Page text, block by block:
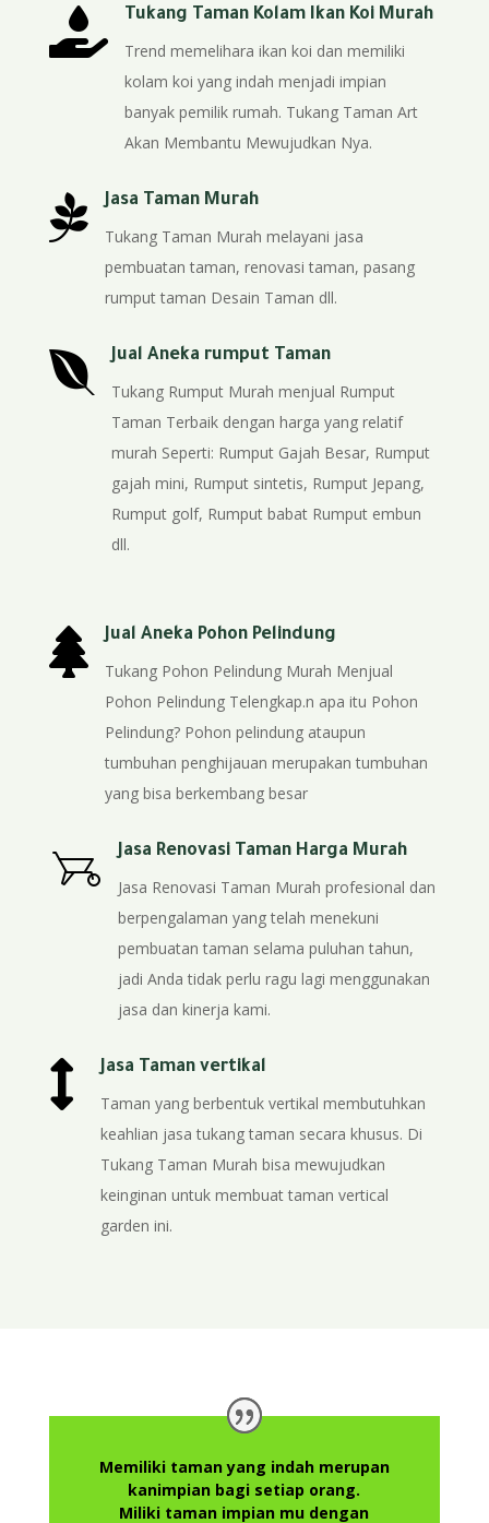
 Tukang Taman Kolam Ikan Koi Murah
Trend memelihara ikan koi dan memiliki
kolam koi yang indah menjadi impian
banyak pemilik rumah. Tukang Taman Art
Akan Membantu Mewujudkan Nya.
 Jasa Taman Murah
Tukang Taman Murah melayani jasa
pembuatan taman, renovasi taman, pasang
rumput taman Desain Taman dll.
 Jual Aneka rumput Taman
Tukang Rumput Murah menjual Rumput
Taman Terbaik dengan harga yang relatif
murah Seperti: Rumput Gajah Besar, Rumput
gajah mini, Rumput sintetis, Rumput Jepang,
Rumput golf, Rumput babat Rumput embun
dll.
 Jual Aneka Pohon Pelindung
Tukang Pohon Pelindung Murah Menjual
Pohon Pelindung Telengkap.n apa itu Pohon
Pelindung? Pohon pelindung ataupun
tumbuhan penghijauan merupakan tumbuhan
yang bisa berkembang besar
Jasa Renovasi Taman Harga Murah
Jasa Renovasi Taman Murah profesional dan
berpengalaman yang telah menekuni
pembuatan taman selama puluhan tahun,
jadi Anda tidak perlu ragu lagi menggunakan
jasa dan kinerja kami.
 Jasa Taman vertikal
Taman yang berbentuk vertikal membutuhkan
keahlian jasa tukang taman secara khusus. Di
Tukang Taman Murah bisa mewujudkan
keinginan untuk membuat taman vertical
garden ini.
Memiliki taman yang indah merupan
kanimpian bagi setiap orang.
Miliki taman impian mu dengan